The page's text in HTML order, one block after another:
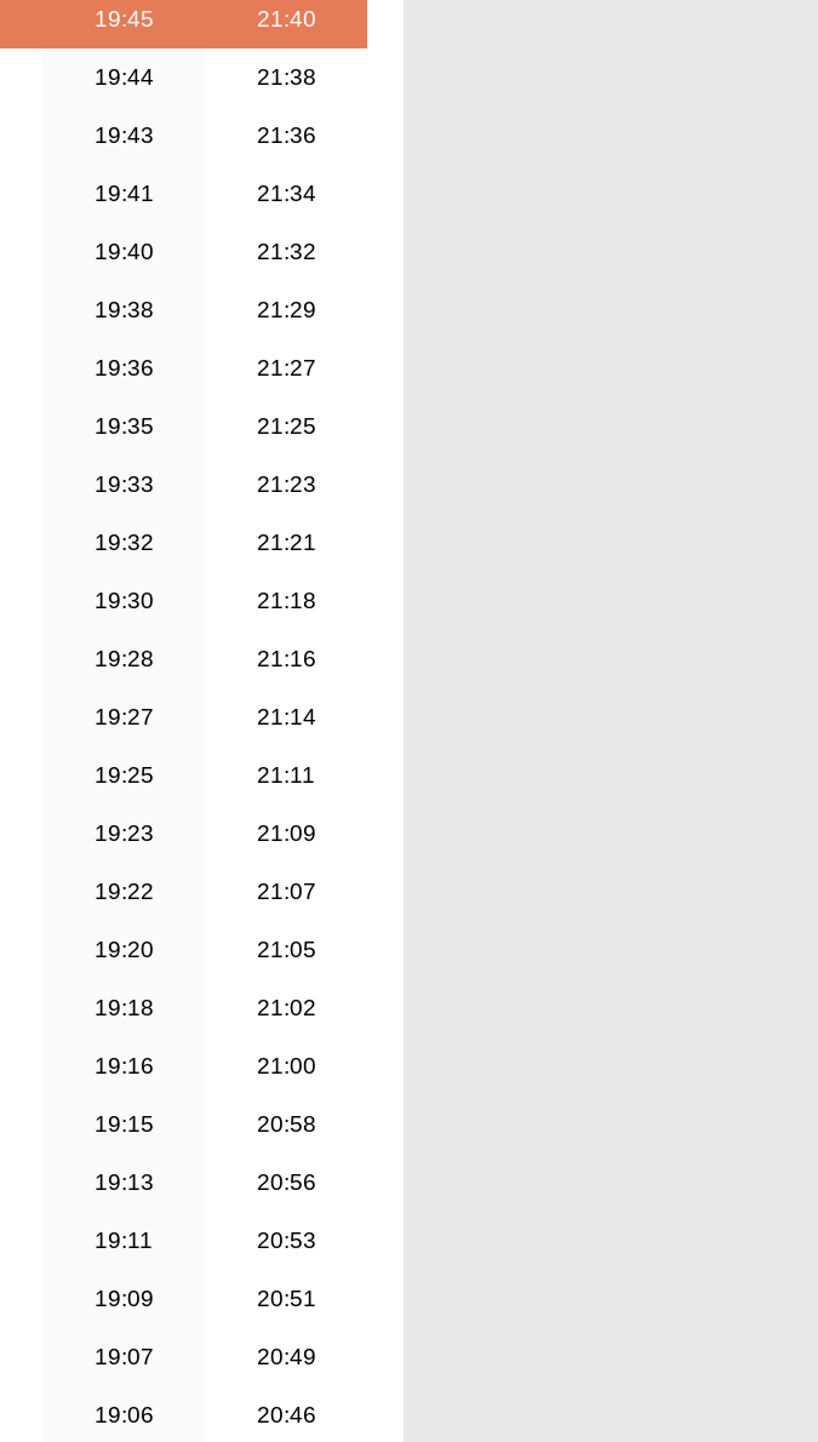
19:45 21:40
19:44 21:38
19:43 21:36
19:41 21:34
19:40 21:32
19:38 21:29
19:36 21:27
19:35 21:25
19:33 21:23
19:32 21:21
19:30 21:18
19:28 21:16
19:27 21:14
19:25 21:11
19:23 21:09
19:22 21:07
19:20 21:05
19:18 21:02
19:16 21:00
19:15 20:58
19:13 20:56
19:11 20:53
19:09 20:51
19:07 20:49
19:06 20:46